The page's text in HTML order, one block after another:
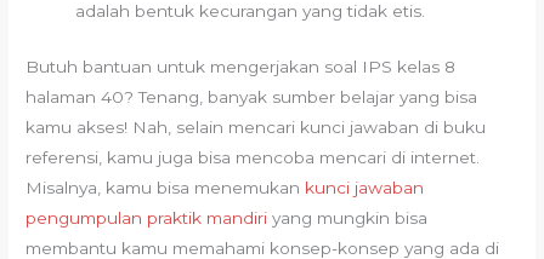
adalah bentuk kecurangan yang tidak etis.
Butuh bantuan untuk mengerjakan soal IPS kelas 8
halaman 40? Tenang, banyak sumber belajar yang bisa
kamu akses! Nah, selain mencari kunci jawaban di buku
referensi, kamu juga bisa mencoba mencari di internet.
Misalnya, kamu bisa menemukan kunci jawaban
pengumpulan praktik mandiri yang mungkin bisa
membantu kamu memahami konsep-konsep yang ada di